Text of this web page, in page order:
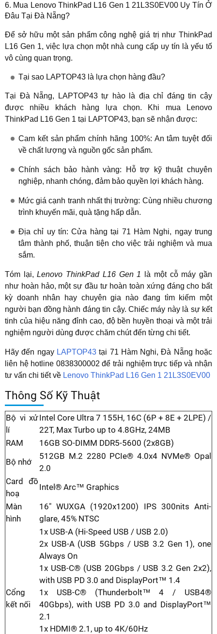
6. Mua Lenovo ThinkPad L16 Gen 1 21L3S0EV00 Uy Tín Ở
Đâu Tại Đà Nẵng?
Để sở hữu một sản phẩm công nghệ giá trị như ThinkPad
L16 Gen 1, việc lựa chọn một nhà cung cấp uy tín là yếu tố
vô cùng quan trọng.
Tại sao LAPTOP43 là lựa chọn hàng đầu?
Tại Đà Nẵng, LAPTOP43 tự hào là địa chỉ đáng tin cậy
được nhiều khách hàng lựa chọn. Khi mua
Lenovo
ThinkPad L16 Gen 1 tại LAPTOP43, bạn sẽ nhận được:
Cam kết sản phẩm chính hãng 100%: An tâm tuyệt đối
về chất lượng và nguồn gốc sản phẩm.
Chính sách bảo hành vàng: Hỗ trợ kỹ thuật chuyên
nghiệp, nhanh chóng, đảm bảo quyền lợi khách hàng.
Mức giá cạnh tranh nhất thị trường: Cùng nhiều chương
trình khuyến mãi, quà tặng hấp dẫn.
Địa chỉ uy tín: Cửa hàng tại 71 Hàm Nghi, ngay trung
tâm thành phố, thuận tiện cho việc trải nghiệm và mua
sắm.
Tóm lại,Lenovo ThinkPad L16 Gen 1 là một cỗ máy gần
như hoàn hảo, một sự đầu tư hoàn toàn xứng đáng cho bất
kỳ doanh nhân hay chuyên gia nào đang tìm kiếm một
người bạn đồng hành đáng tin cậy. Chiếc máy này là sự kết
tinh của hiệu năng đỉnh cao, độ bền huyền thoại và một trải
nghiệm người dùng được chăm chút đến từng chi tiết.
Hãy đến ngay LAPTOP43tại 71 Hàm Nghi, Đà Nẵng hoặc
liên hệ hotline 0838300002 để trải nghiệm trực tiếp và nhận
tư vấn chi tiết về Lenovo ThinkPad L16 Gen 1 21L3S0EV00
Thông Số Kỹ Thuật
Bộ vi xử
lí
Intel Core Ultra 7 155H, 16C (6P + 8E + 2LPE) /
22T, Max Turbo up to 4.8GHz, 24MB
RAM
16GB SO-DIMM DDR5-5600 (2x8GB)
Bộ nhớ
512GB M.2 2280 PCIe® 4.0x4 NVMe® Opal
2.0
Card đồ
hoạ
Intel® Arc™ Graphics
Màn
hình
16" WUXGA (1920x1200) IPS 300nits Anti-
glare, 45% NTSC
Cổng
kết nối
1x USB-A (Hi-Speed USB / USB 2.0)
2x USB-A (USB 5Gbps / USB 3.2 Gen 1), one
Always On
1x USB-C® (USB 20Gbps / USB 3.2 Gen 2x2),
with USB PD 3.0 and DisplayPort™ 1.4
1x USB-C® (Thunderbolt™ 4 / USB4®
40Gbps), with USB PD 3.0 and DisplayPort™
2.1
1x HDMI® 2.1, up to 4K/60Hz